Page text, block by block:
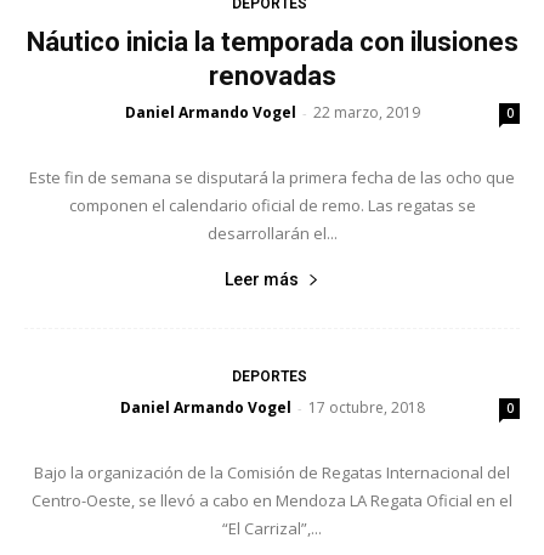
DEPORTES
Náutico inicia la temporada con ilusiones
renovadas
Daniel Armando Vogel - 22 marzo, 2019 0
Este fin de semana se disputará la primera fecha de las ocho que
componen el calendario oficial de remo. Las regatas se
desarrollarán el...
Leer más
DEPORTES
Daniel Armando Vogel - 17 octubre, 2018 0
Bajo la organización de la Comisión de Regatas Internacional del
Centro-Oeste, se llevó a cabo en Mendoza LA Regata Oficial en el
“El Carrizal”,...